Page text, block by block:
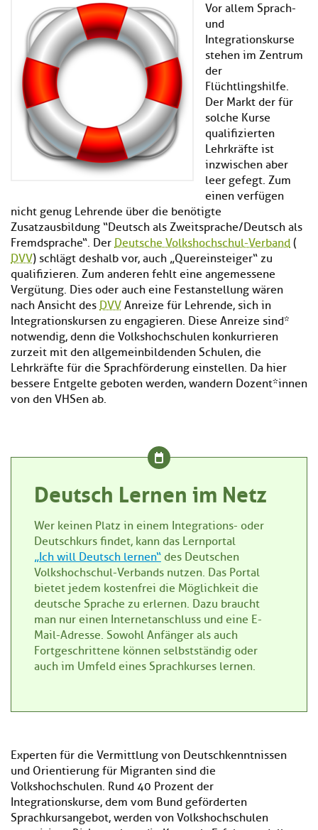
Vor allem Sprach-
und
Integrationskurse
stehen im Zentrum
der
Flüchtlingshilfe.
Der Markt der für
solche Kurse
qualifizierten
Lehrkräfte ist
inzwischen aber
leer gefegt. Zum
einen verfügen
nicht genug Lehrende über die benötigte
Zusatzausbildung “Deutsch als Zweitsprache/Deutsch als
Fremdsprache“. Der Deutsche Volkshochschul-Verband (
DVV) schlägt deshalb vor, auch „Quereinsteiger“ zu
qualifizieren. Zum anderen fehlt eine angemessene
Vergütung. Dies oder auch eine Festanstellung wären
nach Ansicht des DVV Anreize für Lehrende, sich in
Integrationskursen zu engagieren. Diese Anreize sind*
notwendig, denn die Volkshochschulen konkurrieren
zurzeit mit den allgemeinbildenden Schulen, die
Lehrkräfte für die Sprachförderung einstellen. Da hier
bessere Entgelte geboten werden, wandern Dozent*innen
von den VHSen ab.
Deutsch Lernen im Netz
Wer keinen Platz in einem Integrations- oder
Deutschkurs findet, kann das Lernportal
„Ich will Deutsch lernen“ des Deutschen
Volkshochschul-Verbands nutzen. Das Portal
bietet jedem kostenfrei die Möglichkeit die
deutsche Sprache zu erlernen. Dazu braucht
man nur einen Internetanschluss und eine E-
Mail-Adresse. Sowohl Anfänger als auch
Fortgeschrittene können selbstständig oder
auch im Umfeld eines Sprachkurses lernen.
Experten für die Vermittlung von Deutschkenntnissen
und Orientierung für Migranten sind die
Volkshochschulen. Rund 40 Prozent der
Integrationskurse, dem vom Bund geförderten
Sprachkursangebot, werden von Volkshochschulen